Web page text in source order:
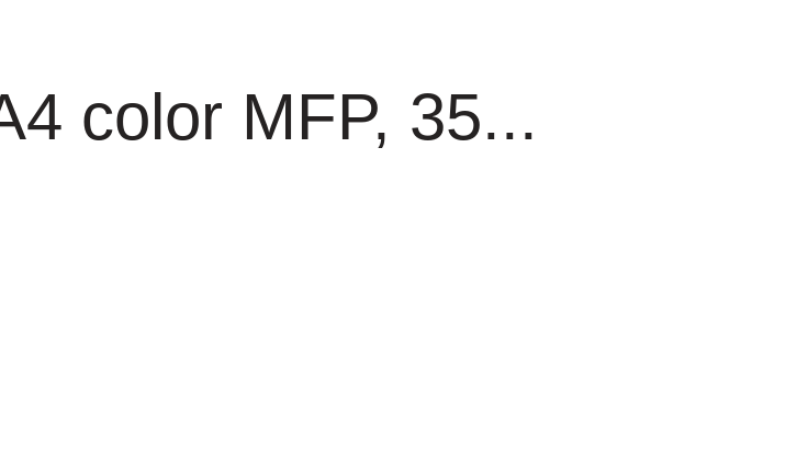
color MFP, 35...